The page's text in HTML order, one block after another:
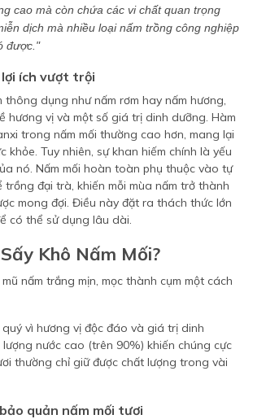
cao mà còn chứa các vi chất quan trọng
dịch mà nhiều loại nấm trồng công nghiệp
được."
ích vượt trội
thông dụng như nấm rơm hay nấm hương,
hương vị và một số giá trị dinh dưỡng. Hàm
trong nấm mối thường cao hơn, mang lại
khỏe. Tuy nhiên, sự khan hiếm chính là yếu
nó. Nấm mối hoàn toàn phụ thuộc vào tự
đại trà, khiến mỗi mùa nấm trở thành
mong đợi. Điều này đặt ra thách thức lớn
có thể sử dụng lâu dài.
Khô Nấm Mối?
vì hương vị độc đáo và giá trị dinh
nước cao (trên 90%) khiến chúng cực
thường chỉ giữ được chất lượng trong vài
quản nấm mối tươi